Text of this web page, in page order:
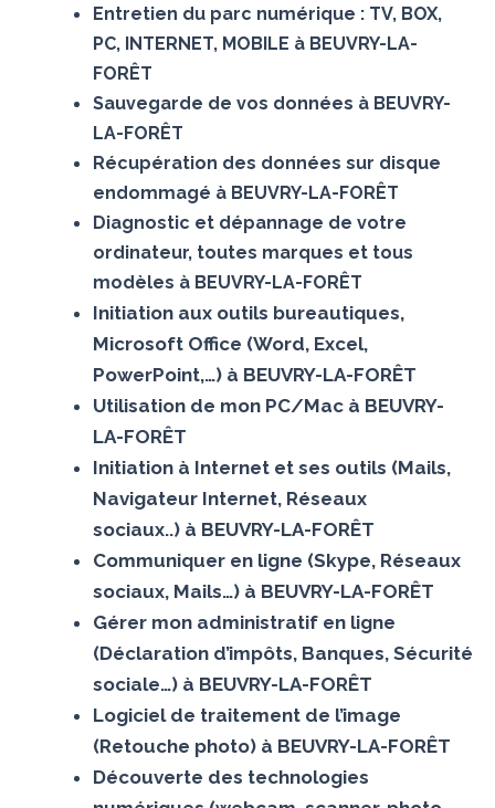
Entretien du parc numérique : TV, BOX,
PC, INTERNET, MOBILE à BEUVRY-LA-
FORÊT
Sauvegarde de vos données à BEUVRY-
LA-FORÊT
Récupération des données sur disque
endommagé à BEUVRY-LA-FORÊT
Diagnostic et dépannage de votre
ordinateur, toutes marques et tous
modèles à BEUVRY-LA-FORÊT
Initiation aux outils bureautiques,
Microsoft Office (Word, Excel,
PowerPoint,…) à BEUVRY-LA-FORÊT
Utilisation de mon PC/Mac à BEUVRY-
LA-FORÊT
Initiation à Internet et ses outils (Mails,
Navigateur Internet, Réseaux
sociaux..) à BEUVRY-LA-FORÊT
Communiquer en ligne (Skype, Réseaux
sociaux, Mails…) à BEUVRY-LA-FORÊT
Gérer mon administratif en ligne
(Déclaration d’impôts, Banques, Sécurité
sociale…) à BEUVRY-LA-FORÊT
Logiciel de traitement de l’image
(Retouche photo) à BEUVRY-LA-FORÊT
Découverte des technologies